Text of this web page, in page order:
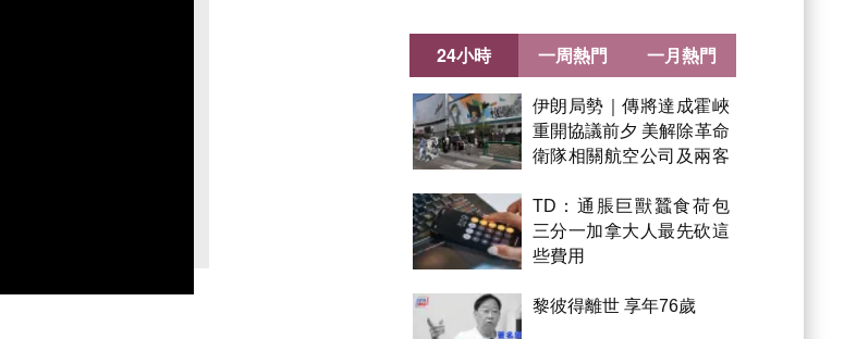
24小時
伊朗局勢｜傳將達成霍峽
重開協議前夕 美解除革命
衛隊相關航空公司及兩客
TD：通脹巨獸蠶食荷包
三分一加拿大人最先砍這
些費用
黎彼得離世 享年76歲
一周熱門 一月熱門